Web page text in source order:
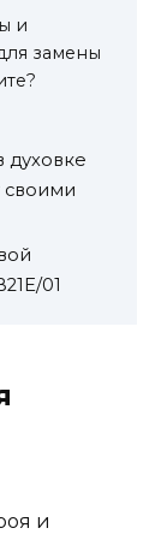
и
замены
духовке
своими
01
и